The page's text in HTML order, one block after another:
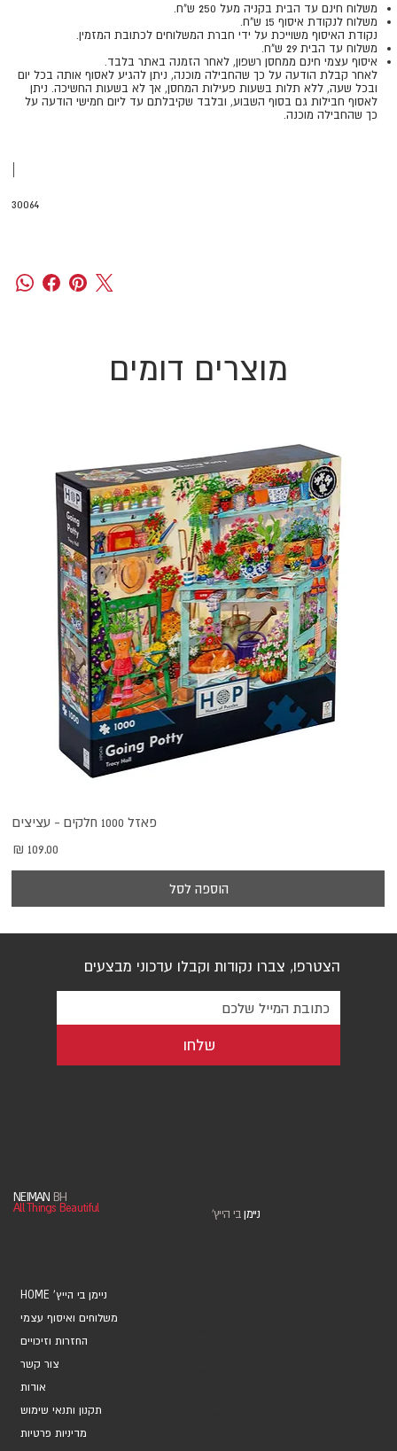
משלוח חינם עד הבית בקניה מעל 250 ש"ח.
משלוח לנקודת איסוף 15 ש"ח.
נקודת האיסוף משוייכת על ידי חברת המשלוחים לכתובת המזמין.
משלוח עד הבית 29 ש"ח.
איסוף עצמי חינם ממחסן רשפון, לאחר הזמנה באתר בלבד.
​​​​​​​לאחר קבלת הודעה על כך שהחבילה מוכנה, ניתן להגיע לאסוף אותה בכל יום
ובכל שעה, ללא תלות בשעות פעילות המחסן, אך לא בשעות החשיכה. ניתן
לאסוף חבילות גם בסוף השבוע, ובלבד שקיבלתם עד ליום חמישי הודעה על
כך שהחבילה מוכנה.
|
30064
מוצרים דומים
פאזל 1000 חלקים - עציצים
מחיר
הוספה לסל
HOME 'ניימן בי הייץ
משלוחים ואיסוף עצמי
החזרות וזיכויים
צור קשר
אודות
תקנון ותנאי שימוש
מדיניות פרטיות
הצטרפו, צברו נקודות וקבלו עדכוני מבצעים
שלחו
NEIMAN BH
All Things Beautiful
' ניימן בי הייץ